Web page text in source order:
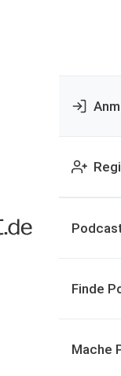
Finde
Mache